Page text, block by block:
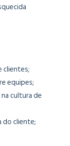
clientes;
equipes;
cultura de
do cliente;